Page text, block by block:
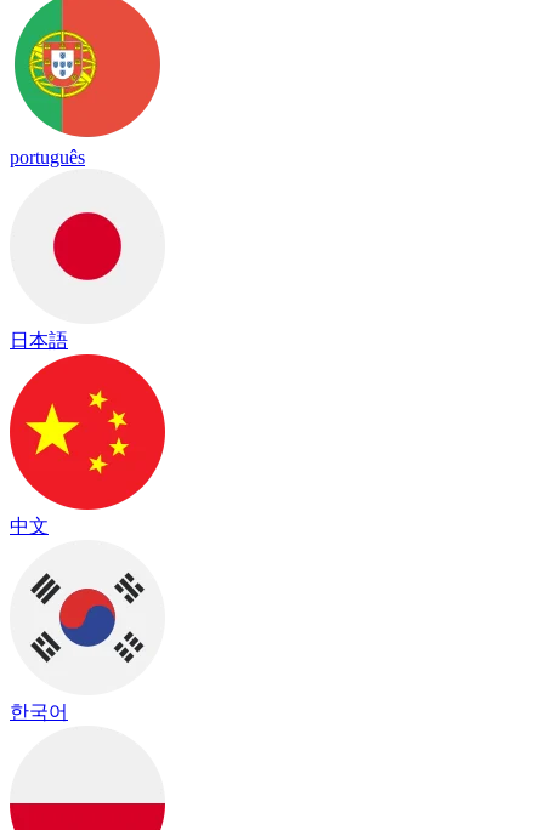
português
日本語
中文
한국어